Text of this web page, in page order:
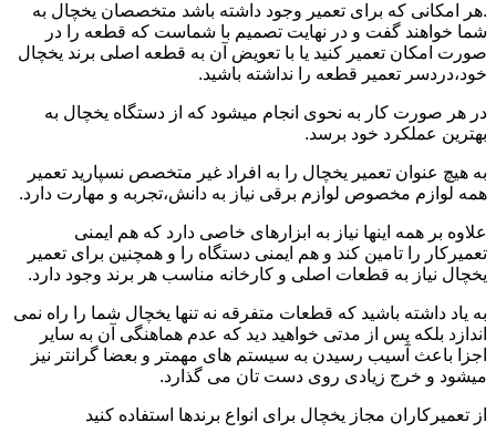
.هر امکانی که برای تعمیر وجود داشته باشد متخصصان یخچال به
شما خواهند گفت و در نهایت تصمیم با شماست که قطعه را در
صورت امکان تعمیر کنید یا با تعویض آن به قطعه اصلی برند یخچال
خود،دردسر تعمیر قطعه را نداشته باشید.
در هر صورت کار به نحوی انجام میشود که از دستگاه یخچال به
بهترین عملکرد خود برسد.
به هیچ عنوان تعمیر یخچال را به افراد غیر متخصص نسپارید تعمیر
همه لوازم مخصوص لوازم برقی نیاز به دانش،تجربه و مهارت دارد.
علاوه بر همه اینها نیاز به ابزارهای خاصی دارد که هم ایمنی
تعمیرکار را تامین کند و هم ایمنی دستگاه را و همچنین برای تعمیر
یخچال نیاز به قطعات اصلی و کارخانه مناسب هر برند وجود دارد.
به یاد داشته باشید که قطعات متفرقه نه تنها یخچال شما را راه نمی
اندازد بلکه پس از مدتی خواهید دید که عدم هماهنگی آن به سایر
اجزا باعث آسیب رسیدن به سیستم های مهمتر و بعضا گرانتر نیز
میشود و خرج زیادی روی دست تان می گذارد.
از تعمیرکاران مجاز یخچال برای انواع برندها استفاده کنید